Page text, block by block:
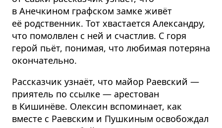
в Анечкином графском замке живёт
её родственник. Тот хвастается Александру,
что помолвлен с ней и счастлив. С горя
герой пьёт, понимая, что любимая потеряна
окончательно.
Рассказчик узнаёт, что майор Раевский —
приятель по ссылке — арестован
в Кишинёве. Олексин вспоминает, как
вместе с Раевским и Пушкиным освобождал